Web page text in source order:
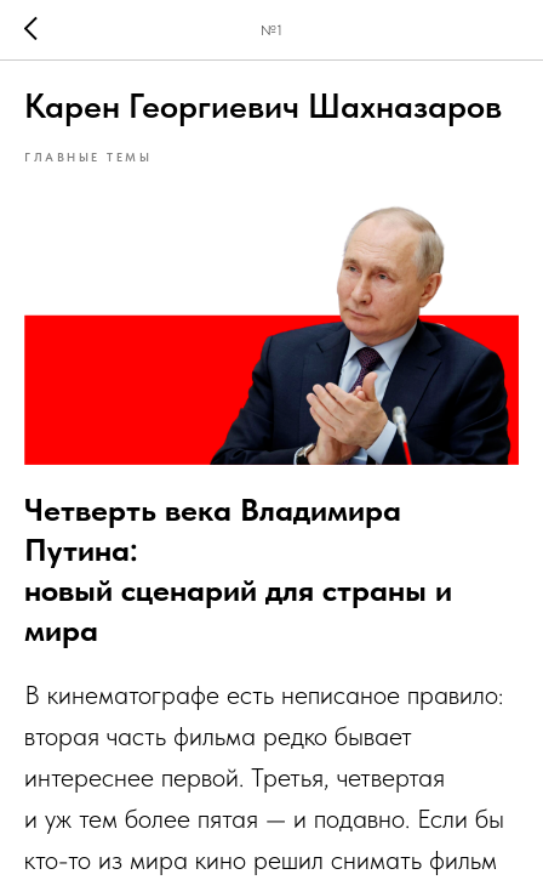
№1
Карен Георгиевич Шахназаров
ГЛАВНЫЕ ТЕМЫ
Четверть века Владимира
Путина:
новый сценарий для страны и
мира
В кинематографе есть неписаное правило:
вторая часть фильма редко бывает
интереснее первой. Третья, четвертая
и уж тем более пятая — и подавно. Если бы
кто-то из мира кино решил снимать фильм